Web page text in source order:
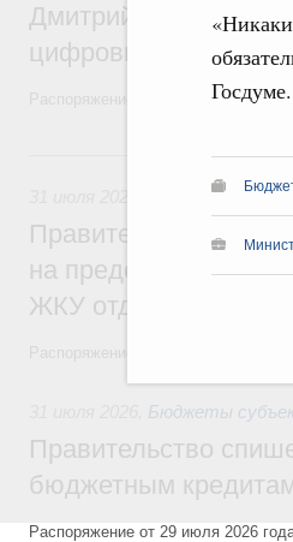
Госдуме.
Дмитрий Григоренко
цифровых платформ
Распоряжение от 25 июля 2026
Социальная
Правительство
на предоставление
ЖКУ отдельным
Бюджеты
Правительство
бюджетным
Распоряжение от 29 июля 2026